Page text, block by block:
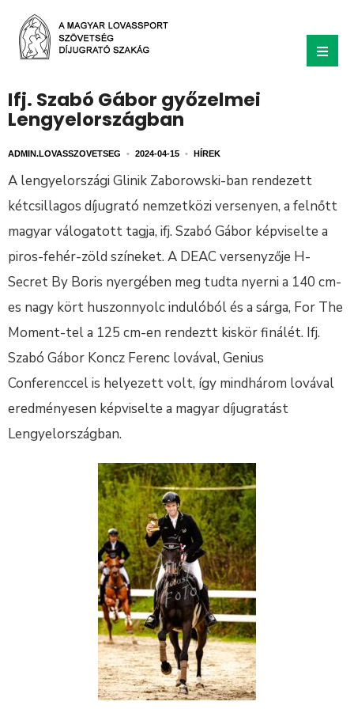
Ifj. Szabó Gábor győzelmei
Lengyelországban
ADMIN.LOVASSZOVETSEG • 2024-04-15 • HÍREK
A lengyelországi Glinik Zaborowski-ban rendezett
kétcsillagos díjugrató nemzetközi versenyen, a felnőtt
magyar válogatott tagja, ifj. Szabó Gábor képviselte a
piros-fehér-zöld színeket. A DEAC versenyzője H-
Secret By Boris nyergében meg tudta nyerni a 140 cm-
es nagy kört huszonnyolc indulóból és a sárga, For The
Moment-tel a 125 cm-en rendeztt kiskör finálét. Ifj.
Szabó Gábor Koncz Ferenc lovával, Genius
Conferenccel is helyezett volt, így mindhárom lovával
eredményesen képviselte a magyar díjugratást
Lengyelországban.